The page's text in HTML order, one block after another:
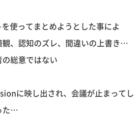
使ってまとめようとした事によ
観、認知のズレ、間違いの上書き…
総意ではない
に映し出され、会議が止まってし
た…